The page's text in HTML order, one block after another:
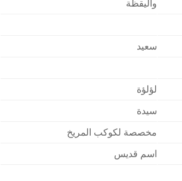
واليقظة
سعيد
لؤلؤة
سيدة
مخصصة لكوكب المريخ
اسم قديس